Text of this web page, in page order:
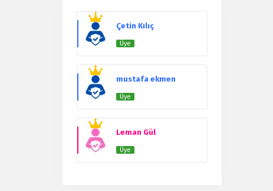
Users
Çetin Kılıç
Üye
mustafa ekmen
Üye
Leman Gül
Üye